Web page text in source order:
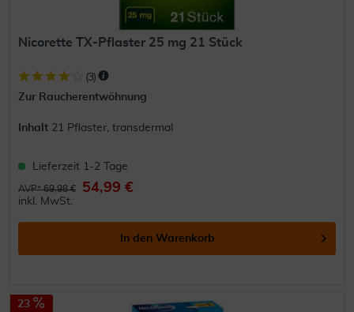
Nicorette TX-Pflaster 25 mg 21 Stück
(3)
Zur Raucherentwöhnung
Inhalt 21 Pflaster, transdermal
Lieferzeit 1-2 Tage
AVP* 69,98 € 54,99 €
inkl. MwSt.
In den Warenkorb
23